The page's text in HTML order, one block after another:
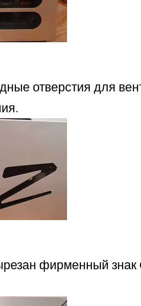
отверстия для
фирменный